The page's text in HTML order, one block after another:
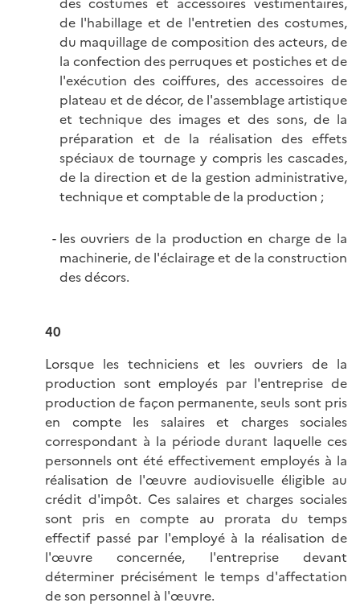
de l'habillage et de l'entretien des costumes,
du maquillage de composition des acteurs, de
la confection des perruques et postiches et de
l'exécution des coiffures, des accessoires de
plateau et de décor, de l'assemblage artistique
et technique des images et des sons, de la
préparation et de la réalisation des effets
spéciaux de tournage y compris les cascades,
de la direction et de la gestion administrative,
technique et comptable de la production ;
les ouvriers de la production en charge de la
machinerie, de l'éclairage et de la construction
des décors.
40
Lorsque les techniciens et les ouvriers de la
production sont employés par l'entreprise de
production de façon permanente, seuls sont pris
en compte les salaires et charges sociales
correspondant à la période durant laquelle ces
personnels ont été effectivement employés à la
réalisation de l'œuvre audiovisuelle éligible au
crédit d'impôt. Ces salaires et charges sociales
sont pris en compte au prorata du temps
effectif passé par l'employé à la réalisation de
l'œuvre concernée, l'entreprise devant
déterminer précisément le temps d'affectation
de son personnel à l'œuvre.